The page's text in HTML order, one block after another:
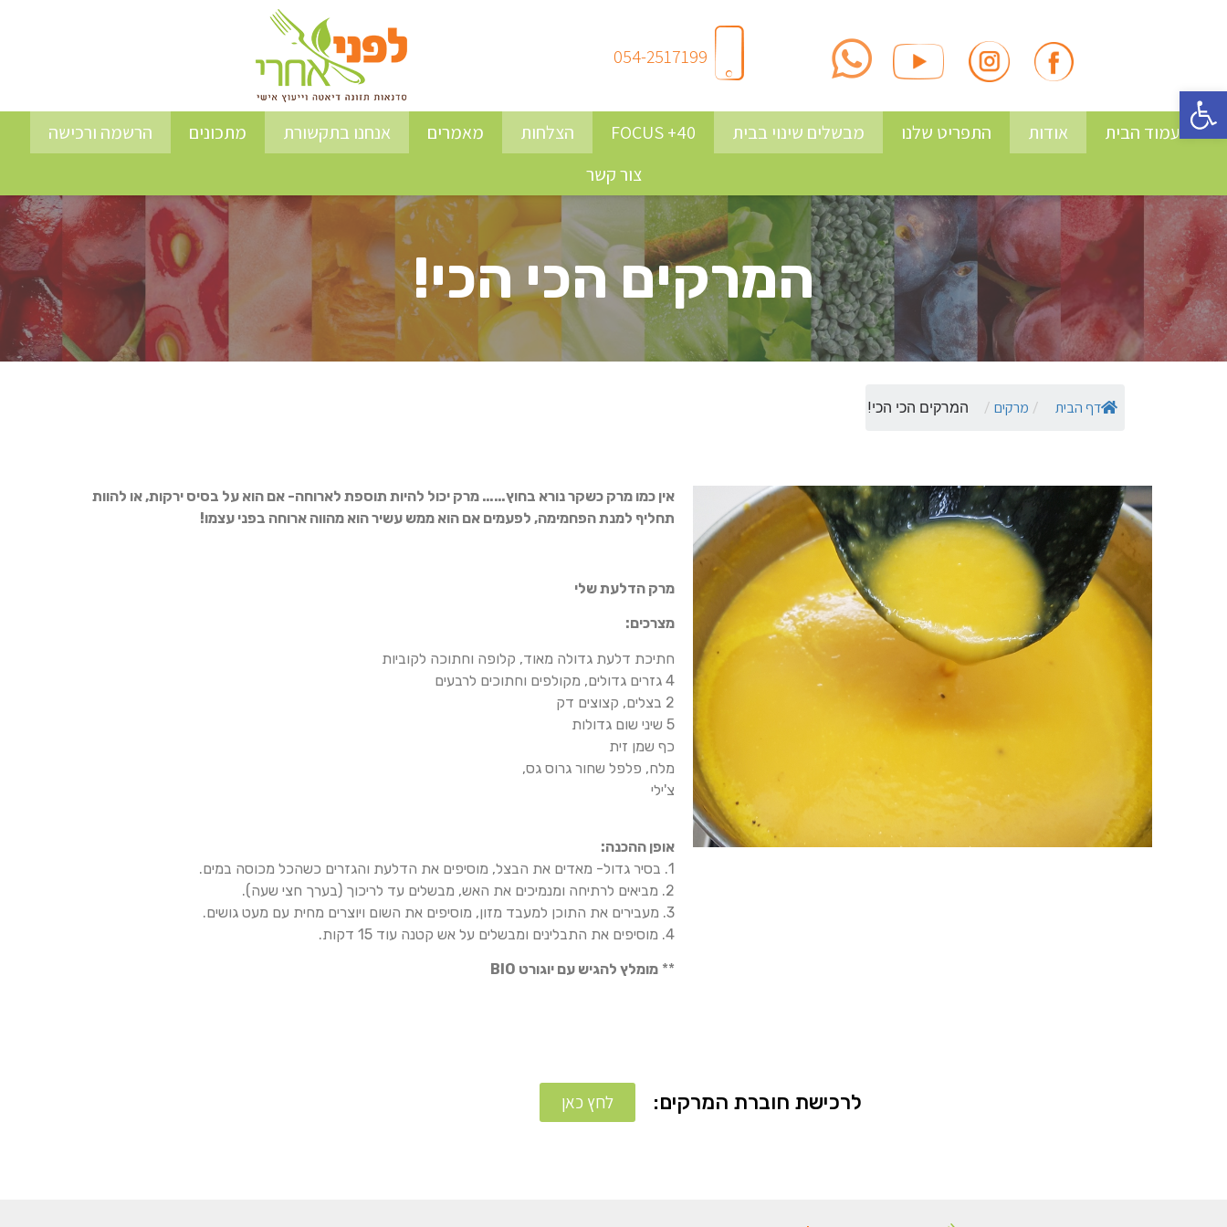
פתח סרגל נגישות
054-2517199
עמוד הבית אודות התפריט שלנו מבשלים שינוי בבית FOCUS +40 הצלחות מאמרים אנחנו בתקשורת מתכונים
הרשמה ורכישה
צור קשר
המרקים הכי הכי!
דף הבית / מרקים / המרקים הכי הכי!
אין כמו מרק כשקר נורא בחוץ…… מרק יכול להיות תוספת לארוחה- אם הוא על בסיס ירקות, או להוות
תחליף למנת הפחמימה, לפעמים אם הוא ממש עשיר הוא מהווה ארוחה בפני עצמו!
מרק הדלעת שלי
מצרכים:
חתיכת דלעת גדולה מאוד, קלופה וחתוכה לקוביות
4 גזרים גדולים, מקולפים וחתוכים לרבעים
2 בצלים, קצוצים דק
5 שיני שום גדולות
כף שמן זית
מלח, פלפל שחור גרוס גס,
צ'ילי
אופן ההכנה:
1. בסיר גדול- מאדים את הבצל, מוסיפים את הדלעת והגזרים כשהכל מכוסה במים.
2. מביאים לרתיחה ומנמיכים את האש, מבשלים עד לריכוך (בערך חצי שעה).
3. מעבירים את התוכן למעבד מזון, מוסיפים את השום ויוצרים מחית עם מעט גושים.
4. מוסיפים את התבלינים ומבשלים על אש קטנה עוד 15 דקות.
** מומלץ להגיש עם יוגורט BIO
לרכישת חוברת המרקים: לחץ כאן